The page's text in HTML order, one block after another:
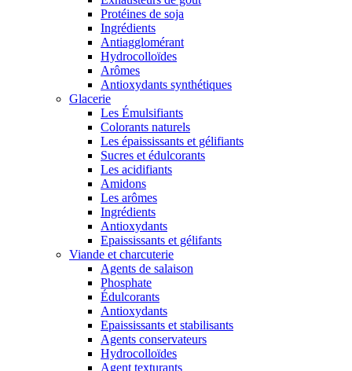
Protéines de soja
Ingrédients
Antiagglomérant
Hydrocolloïdes
Arômes
Antioxydants synthétiques
Glacerie
Les Émulsifiants
Colorants naturels
Les épaississants et gélifiants
Sucres et édulcorants
Les acidifiants
Amidons
Les arômes
Ingrédients
Antioxydants
Epaississants et gélifants
Viande et charcuterie
Agents de salaison
Phosphate
Édulcorants
Antioxydants
Epaississants et stabilisants
Agents conservateurs
Hydrocolloïdes
Agent texturants